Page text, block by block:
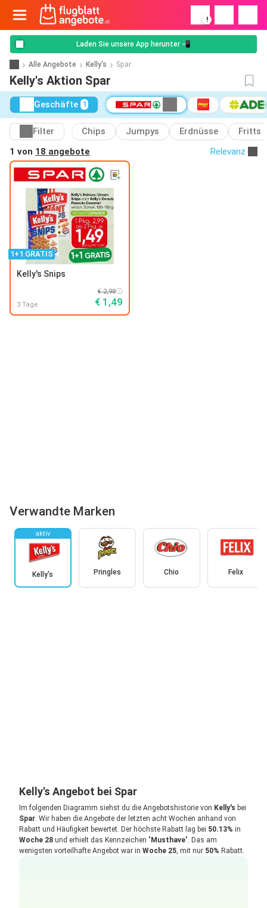
!
Laden Sie unsere App herunter 📲
Alle Angebote Kelly's Spar
Kelly's Aktion Spar
Geschäfte 1
Filter Chips Jumpys Erdnüsse
Fritts
1 von 18 angebote Relevanz
1+1 GRATIS
Kelly's Snips
3 Tage
€ 2,98
€ 1,49
Verwandte Marken
aktiv
Kelly's Pringles Chio Felix
Kelly's Angebot bei Spar
Im folgenden Diagramm siehst du die Angebotshistorie von Kelly's bei
Spar. Wir haben die Angebote der letzten acht Wochen anhand von
Rabatt und Häufigkeit bewertet. Der höchste Rabatt lag bei 50.13% in
Woche 28 und erhielt das Kennzeichen " Musthave". Das am
wenigsten vorteilhafte Angebot war in Woche 25, mit nur 50% Rabatt.